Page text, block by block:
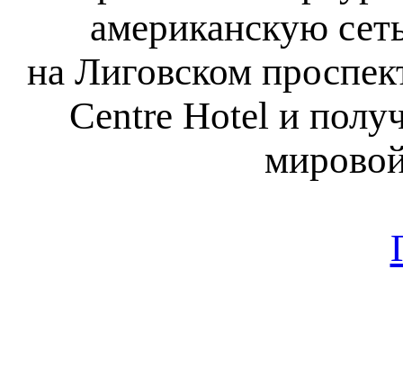
американскую
на Лиговском
Centre Hotel и